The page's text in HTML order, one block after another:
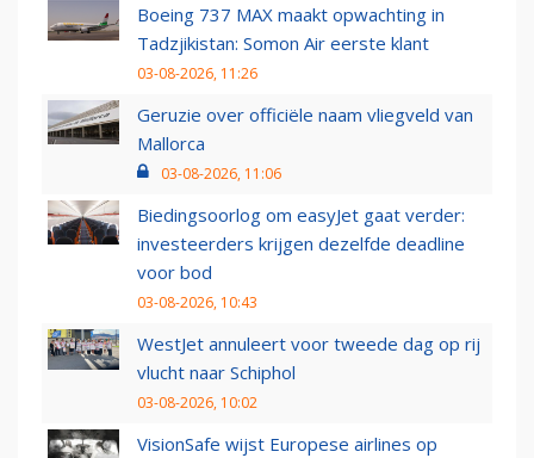
Boeing 737 MAX maakt opwachting in
Tadzjikistan: Somon Air eerste klant
03-08-2026, 11:26
Geruzie over officiële naam vliegveld van
Mallorca
03-08-2026, 11:06
Biedingsoorlog om easyJet gaat verder:
investeerders krijgen dezelfde deadline
voor bod
03-08-2026, 10:43
WestJet annuleert voor tweede dag op rij
vlucht naar Schiphol
03-08-2026, 10:02
VisionSafe wijst Europese airlines op